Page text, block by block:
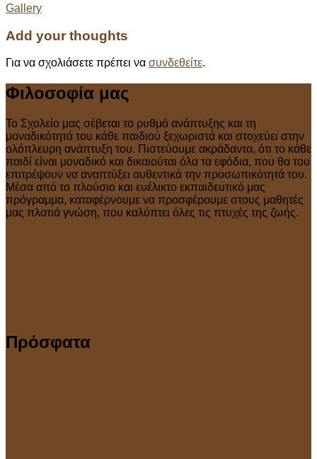
Post
navigation
Gallery
Add your thoughts
Για να σχολιάσετε πρέπει να συνδεθείτε.
Φιλοσοφία μας
Το Σχολείο μας σέβεται το ρυθμό ανάπτυξης και τη
μοναδικότητά του κάθε παιδιού ξεχωριστά και στοχεύει στην
ολόπλευρη ανάπτυξη του. Πιστεύουμε ακράδαντα, ότι το κάθε
παιδί είναι μοναδικό και δικαιούται όλα τα εφόδια, που θα του
επιτρέψουν να αναπτύξει αυθεντικά την προσωπικότητά του.
Μέσα από το πλούσιο και ευέλικτο εκπαιδευτικό μας
πρόγραμμα, καταφέρνουμε να προσφέρουμε στους μαθητές
μας πλατιά γνώση, που καλύπτει όλες τις πτυχές της ζωής.
Πρόσφατα